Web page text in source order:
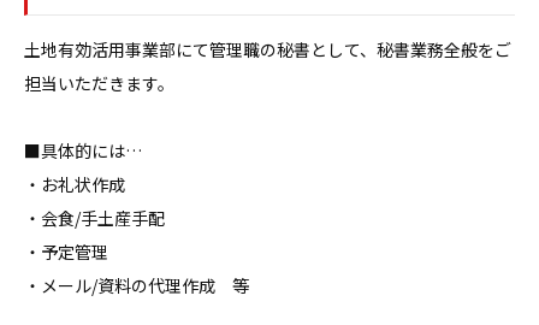
土地有効活用事業部にて管理職の秘書として、秘書業務全般をご
担当いただきます。
■具体的には…
・お礼状作成
・会食/手土産手配
・予定管理
・メール/資料の代理作成　等